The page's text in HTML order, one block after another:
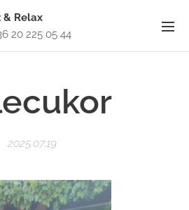
& Relax
20 225 05 44
2025.07.19